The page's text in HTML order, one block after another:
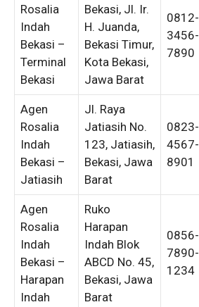
Rosalia
Indah
Bekasi –
Terminal
Bekasi
Bekasi, Jl. Ir.
H. Juanda,
Bekasi Timur,
Kota Bekasi,
Jawa Barat
0812-
3456-
7890
Agen
Rosalia
Indah
Bekasi –
Jatiasih
Jl. Raya
Jatiasih No.
123, Jatiasih,
Bekasi, Jawa
Barat
0823-
4567-
8901
Agen
Rosalia
Indah
Bekasi –
Harapan
Indah
Ruko
Harapan
Indah Blok
ABCD No. 45,
Bekasi, Jawa
Barat
0856-
7890-
1234